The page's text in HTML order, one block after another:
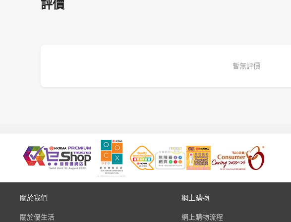
評價
暫無評價
關於我們
關於優生活
網上購物
網上購物流程